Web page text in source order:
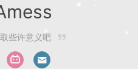
些许意义吧